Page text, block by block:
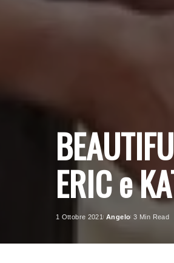
ERIC e
1 Ottobre 2021
Posted
Angelo 3 Min Read